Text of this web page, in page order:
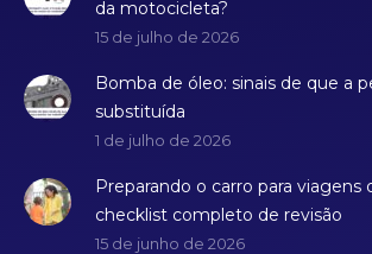
da motocicleta?
15 de julho de 2026
Bomba de óleo: sinais de que a
substituída
1 de julho de 2026
Preparando o carro para viagens
checklist completo de revisão
15 de junho de 2026